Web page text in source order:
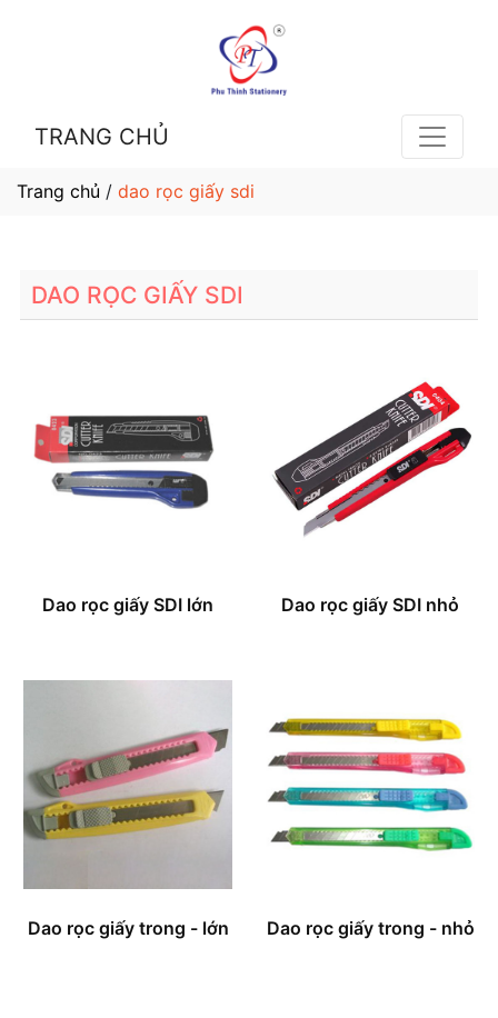
TRANG CHỦ
Trang chủ / dao rọc giấy sdi
DAO RỌC GIẤY SDI
Dao rọc giấy SDI lớn Dao rọc giấy SDI nhỏ
Dao rọc giấy trong - lớn Dao rọc giấy trong - nhỏ